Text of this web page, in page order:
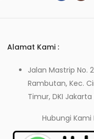
Alamat Kami :
Jalan Mastrip No.
Rambutan, Kec.
Timur, DKI Jakarta
Hubungi Kami